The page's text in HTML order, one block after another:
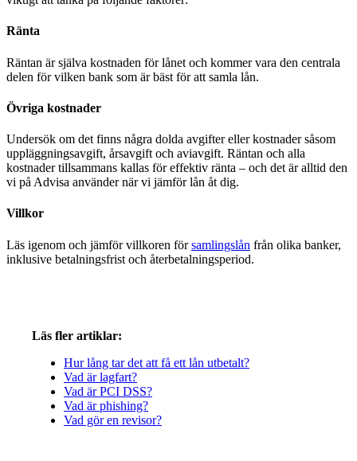
Ränta
Räntan är själva kostnaden för lånet och kommer vara den centrala
delen för vilken bank som är bäst för att samla lån.
Övriga kostnader
Undersök om det finns några dolda avgifter eller kostnader såsom
uppläggningsavgift, årsavgift och aviavgift. Räntan och alla
kostnader tillsammans kallas för effektiv ränta – och det är alltid den
vi på Advisa använder när vi jämför lån åt dig.
Villkor
Läs igenom och jämför villkoren församlingslån från olika banker,
inklusive betalningsfrist och återbetalningsperiod.
Läs fler artiklar:
Hur lång tar det att få ett lån utbetalt?
Vad är lagfart?
Vad är PCI DSS?
Vad är phishing?
Vad gör en revisor?